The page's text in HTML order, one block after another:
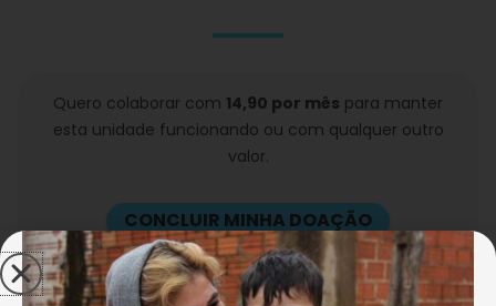
Quero colaborar com 14,90 por mês para manter
esta unidade funcionando ou com qualquer outro
valor.
CONCLUIR MINHA DOAÇÃO